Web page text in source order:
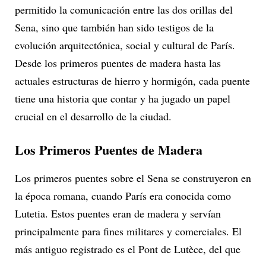
permitido la comunicación entre las dos orillas del
Sena, sino que también han sido testigos de la
evolución arquitectónica, social y cultural de París.
Desde los primeros puentes de madera hasta las
actuales estructuras de hierro y hormigón, cada puente
tiene una historia que contar y ha jugado un papel
crucial en el desarrollo de la ciudad.
Los Primeros Puentes de Madera
Los primeros puentes sobre el Sena se construyeron en
la época romana, cuando París era conocida como
Lutetia. Estos puentes eran de madera y servían
principalmente para fines militares y comerciales. El
más antiguo registrado es el Pont de Lutèce, del que